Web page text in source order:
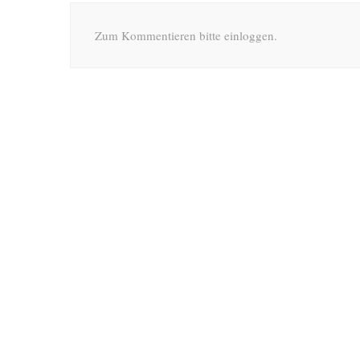
Zum Kommentieren bitte einloggen.